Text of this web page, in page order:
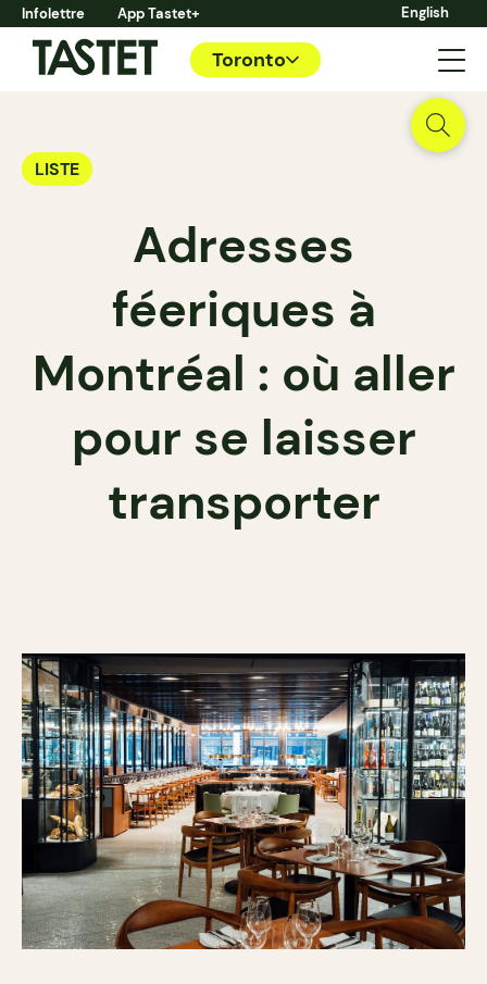
Infolettre App Tastet+ English
Toronto
LISTE
Adresses
féeriques à
Montréal : où aller
pour se laisser
transporter